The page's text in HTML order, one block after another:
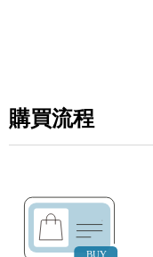
購買流程